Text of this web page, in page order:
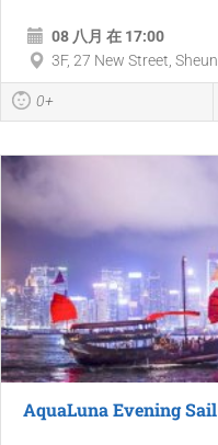
08 八月 在 17:00
3F, 27 New Street,
0+
AquaLuna Evening Sail